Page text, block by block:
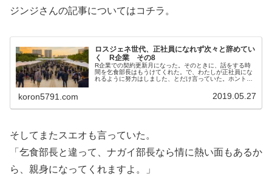
ジンジさんの記事についてはコチラ。
ロスジェネ世代、正社員になれず次々と辞めてい
く R企業 その8
R企業での契約更新月になった。そのときに、話をする時
間を乞食部長はもうけてくれた。で、わたしが正社員にな
れるように努力はしました、とだけ言っていた。ホントか
koron5791.com 2019.05.27
そしてまたスエオも言っていた。
「乞食部長と違って、ナガイ部長なら情に熱い面もあるか
ら、親身になってくれますよ。」